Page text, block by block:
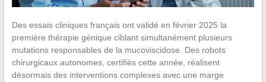
Des essais cliniques français ont validé en février 2025 la
première thérapie génique ciblant simultanément plusieurs
mutations responsables de la mucoviscidose. Des robots
chirurgicaux autonomes, certifiés cette année, réalisent
désormais des interventions complexes avec une marge